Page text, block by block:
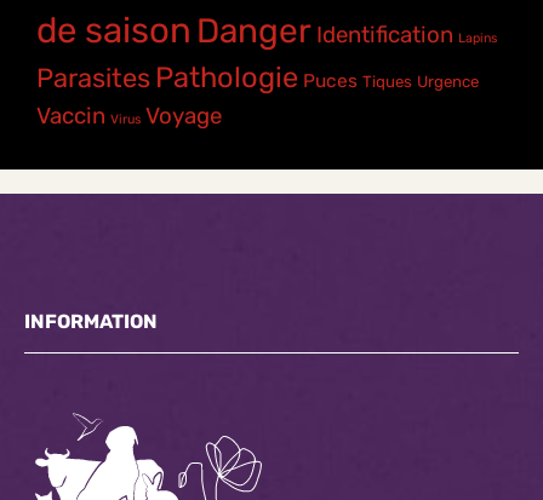
de saison Danger Identification Lapins
Parasites Pathologie Puces Tiques Urgence
Vaccin Virus Voyage
INFORMATION